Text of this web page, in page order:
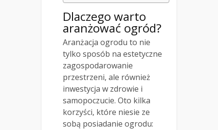
Dlaczego warto
aranżować ogród?
Aranżacja ogrodu to nie
tylko sposób na estetyczne
zagospodarowanie
przestrzeni, ale również
inwestycja w zdrowie i
samopoczucie. Oto kilka
korzyści, które niesie ze
sobą posiadanie ogrodu: